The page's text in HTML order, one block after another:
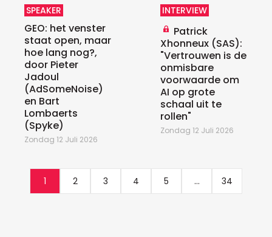
SPEAKER
GEO: het venster
staat open, maar
hoe lang nog?,
door Pieter
Jadoul
(AdSomeNoise)
en Bart
Lombaerts
(Spyke)
Zondag 12 Juli 2026
INTERVIEW
Patrick
Xhonneux (SAS):
"Vertrouwen is de
onmisbare
voorwaarde om
AI op grote
schaal uit te
rollen"
Zondag 12 Juli 2026
1 2 3 4 5 ... 34